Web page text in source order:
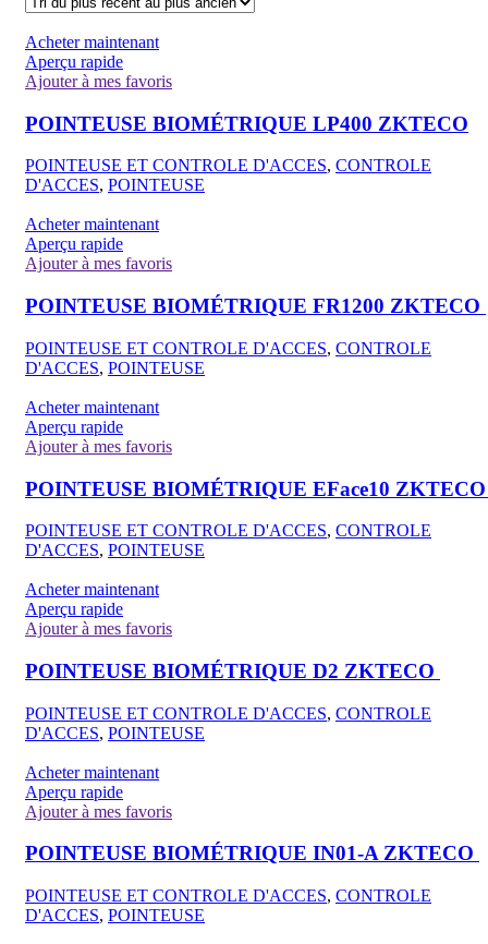
Acheter maintenant
Aperçu rapide
Ajouter à mes favoris
POINTEUSE BIOMÉTRIQUE LP400 ZKTECO
POINTEUSE ET CONTROLE D'ACCES, CONTROLE
D'ACCES, POINTEUSE
Acheter maintenant
Aperçu rapide
Ajouter à mes favoris
POINTEUSE BIOMÉTRIQUE FR1200 ZKTECO
POINTEUSE ET CONTROLE D'ACCES, CONTROLE
D'ACCES, POINTEUSE
Acheter maintenant
Aperçu rapide
Ajouter à mes favoris
POINTEUSE BIOMÉTRIQUE EFace10
POINTEUSE ET CONTROLE D'ACCES, CONTROLE
D'ACCES, POINTEUSE
Acheter maintenant
Aperçu rapide
Ajouter à mes favoris
POINTEUSE BIOMÉTRIQUE D2 ZKTECO
POINTEUSE ET CONTROLE D'ACCES, CONTROLE
D'ACCES, POINTEUSE
Acheter maintenant
Aperçu rapide
Ajouter à mes favoris
POINTEUSE BIOMÉTRIQUE IN01-A ZKTECO
POINTEUSE ET CONTROLE D'ACCES, CONTROLE
D'ACCES, POINTEUSE